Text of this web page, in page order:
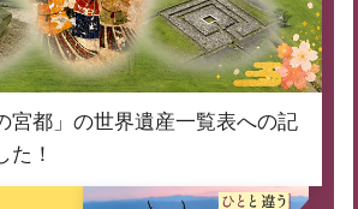
宮都」の世界遺産一覧表への記
た！